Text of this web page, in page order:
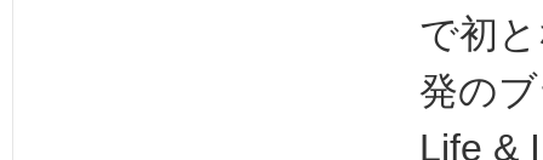
で初
発の
Life &